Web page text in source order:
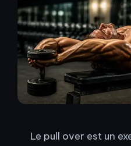
Le pull over est un